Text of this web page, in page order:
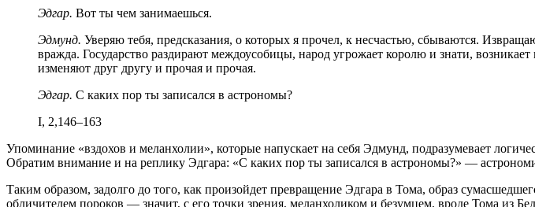
Эдгар. Вот ты чем занимаешься.
Эдмунд. Уверяю тебя, предсказания, о которых я прочел, к несчастью, сбываются.
вражда. Государство раздирают междоусобицы, народ угрожает королю и знати,
изменяют друг другу и прочая и прочая.
Эдгар. С каких пор ты записался в астрономы?
I, 2,146–163
Упоминание «вздохов и меланхолии», которые напускает на себя Эдмунд, подразумевает
Обратим внимание и на реплику Эдгара: «С каких пор ты записался в астрономы?» —
Таким образом, задолго до того, как произойдет превращение Эдгара в Тома, образ
обличителем пороков — значит, с его точки зрения, меланхоликом и безумцем, вроде Тома